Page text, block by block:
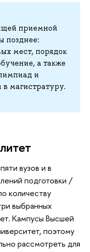
приемной
позднее:
мест, порядок
а также
и
магистратуру.
вузов и в
подготовки /
количеству
выбранных
Кампусы Высшей
поэтому
рассмотреть для